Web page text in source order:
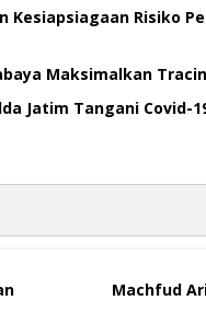
Kesiapsiagaan Risiko
Maksimalkan
Jatim Tangani Covid-
Machfud